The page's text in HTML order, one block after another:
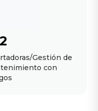
Gestión de
con